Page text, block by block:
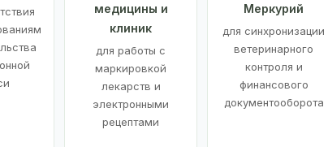
медицины и
клиник
для работы с
маркировкой
лекарств и
электронными
рецептами
Меркурий
для синхронизации
ветеринарного
контроля и
финансового
документооборота